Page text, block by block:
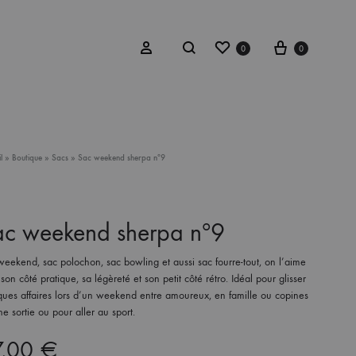
Sign inSearch Wishlist
0 Cart
0
» Boutique» Sacs» Sac weekend sherpa nº9
weekend sherpa nº9
sac polochon, sac bowling et aussi sac fourre-tout, on l’aime
côté pratique, sa légèreté et son petit côté rétro. Idéal pour glisser
affaires lors d’un weekend entre amoureux, en famille ou copines
sortie ou pour aller au sport.
€